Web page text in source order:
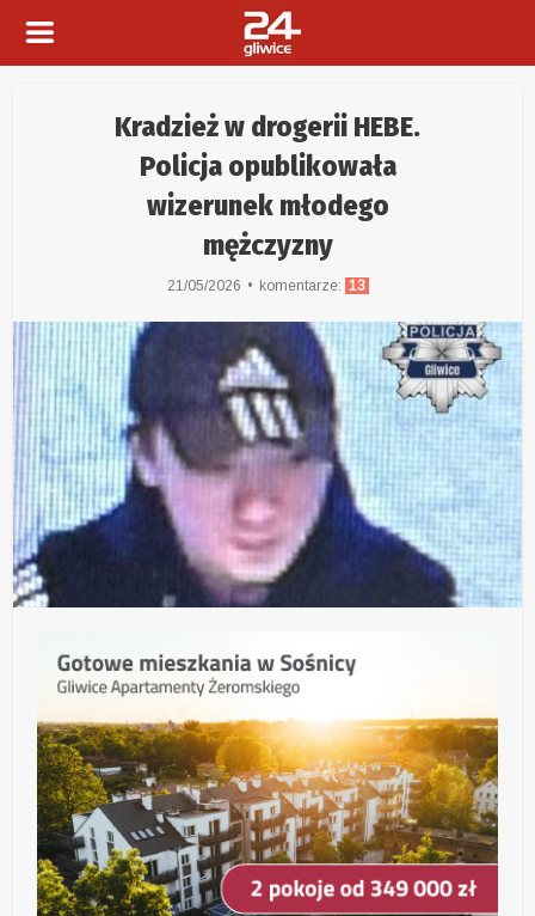
Kradzież w drogerii HEBE.
Policja opublikowała
wizerunek młodego
mężczyzny
21/05/2026 komentarze: 13